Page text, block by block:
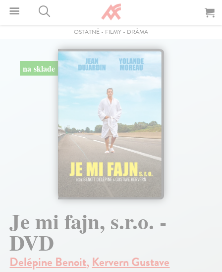
OSTATNÉ - FILMY - DRÁMA
na sklade
Je mi fajn, s.r.o. -
DVD
Delépine Benoit,Kervern Gustave